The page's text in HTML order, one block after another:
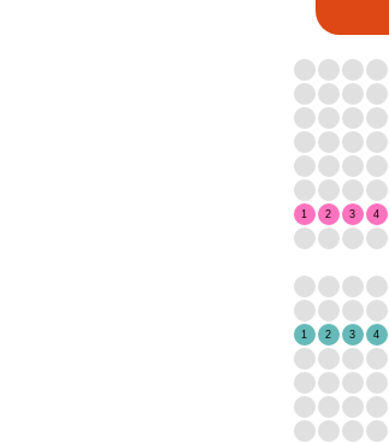
1 2 3 4
1 2 3 4